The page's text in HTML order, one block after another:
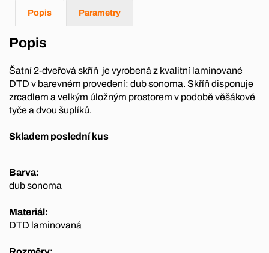
Popis Parametry
Popis
Šatní 2-dveřová skříň je vyrobená z kvalitní laminované
DTD v barevném provedení: dub sonoma. Skříň disponuje
zrcadlem a velkým úložným prostorem v podobě věšákové
tyče a dvou šuplíků.
Skladem poslední kus
Barva:
dub sonoma
Materiál:
DTD laminovaná